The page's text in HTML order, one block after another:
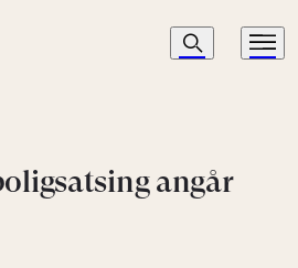
Navigasjon
Søk Meny
angår